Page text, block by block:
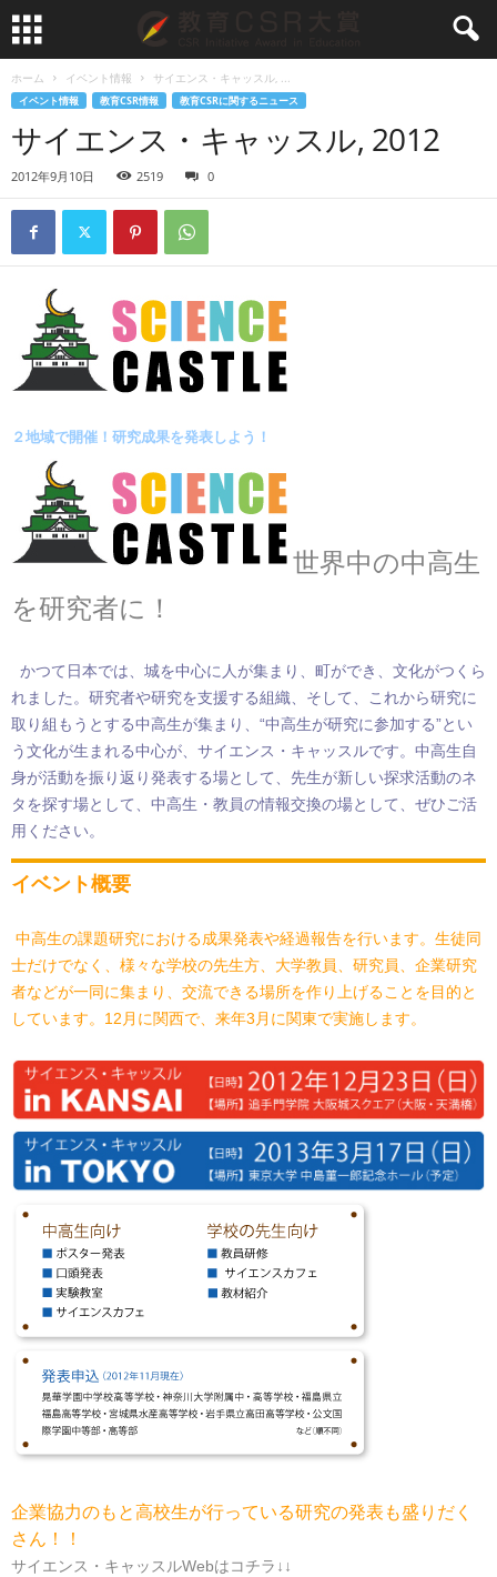
ホーム イベント情報 サイエンス・キャッスル, ...
イベント情報 教育CSR情報 教育CSRに関するニュース
サイエンス・キャッスル, 2012
2012年9月10日 2519 0
２地域で開催！研究成果を発表しよう！
世界中の中高生
を研究者に！
かつて日本では、城を中心に人が集まり、町ができ、文化がつくら
れました。研究者や研究を支援する組織、そして、これから研究に
取り組もうとする中高生が集まり、“中高生が研究に参加する”とい
う文化が生まれる中心が、サイエンス・キャッスルです。中高生自
身が活動を振り返り発表する場として、先生が新しい探求活動のネ
タを探す場として、中高生・教員の情報交換の場として、ぜひご活
用ください。
イベント概要
中高生の課題研究における成果発表や経過報告を行います。生徒同
士だけでなく、様々な学校の先生方、大学教員、研究員、企業研究
者などが一同に集まり、交流できる場所を作り上げることを目的と
しています。12月に関西で、来年3月に関東で実施します。
企業協力のもと高校生が行っている研究の発表も盛りだく
さん！！
サイエンス・キャッスルWebはコチラ↓↓